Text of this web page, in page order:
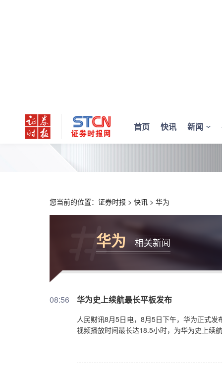
首页 快讯 新闻
您当前的位置： 证券时报 > 快讯 > 华为
华为 相关新闻
08:56 华为史上续航最长平板发布
人民财讯8月5日电，8月5日下午，华为正式
视频播放时间最长达18.5小时，为华为史上续